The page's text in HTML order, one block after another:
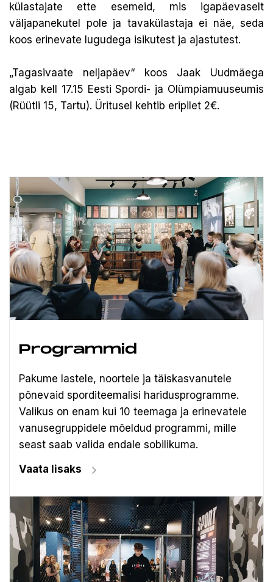
külastajate ette esemeid, mis igapäevaselt
väljapanekutel pole ja tavakülastaja ei näe, seda
koos erinevate lugudega isikutest ja ajastutest.
„Tagasivaate neljapäev“ koos Jaak Uudmäega
algab kell 17.15 Eesti Spordi- ja Olümpiamuuseumis
(Rüütli 15, Tartu). Üritusel kehtib eripilet 2€.
Programmid
Pakume lastele, noortele ja täiskasvanutele
põnevaid sporditeemalisi haridusprogramme.
Valikus on enam kui 10 teemaga ja erinevatele
vanusegruppidele mõeldud programmi, mille
seast saab valida endale sobilikuma.
Vaata lisaks